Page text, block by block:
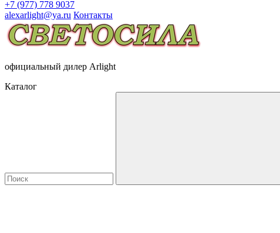
+7 (977) 778 9037
alexarlight@ya.ru Контакты
официальный дилер Arlight
Каталог